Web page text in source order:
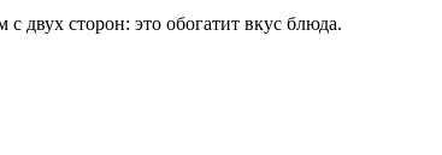
двух сторон: это обогатит вкус блюда.